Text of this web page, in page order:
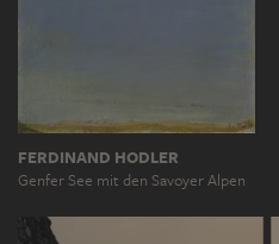
FERDINAND HODLER
Genfer See mit den Savoyer Alpen